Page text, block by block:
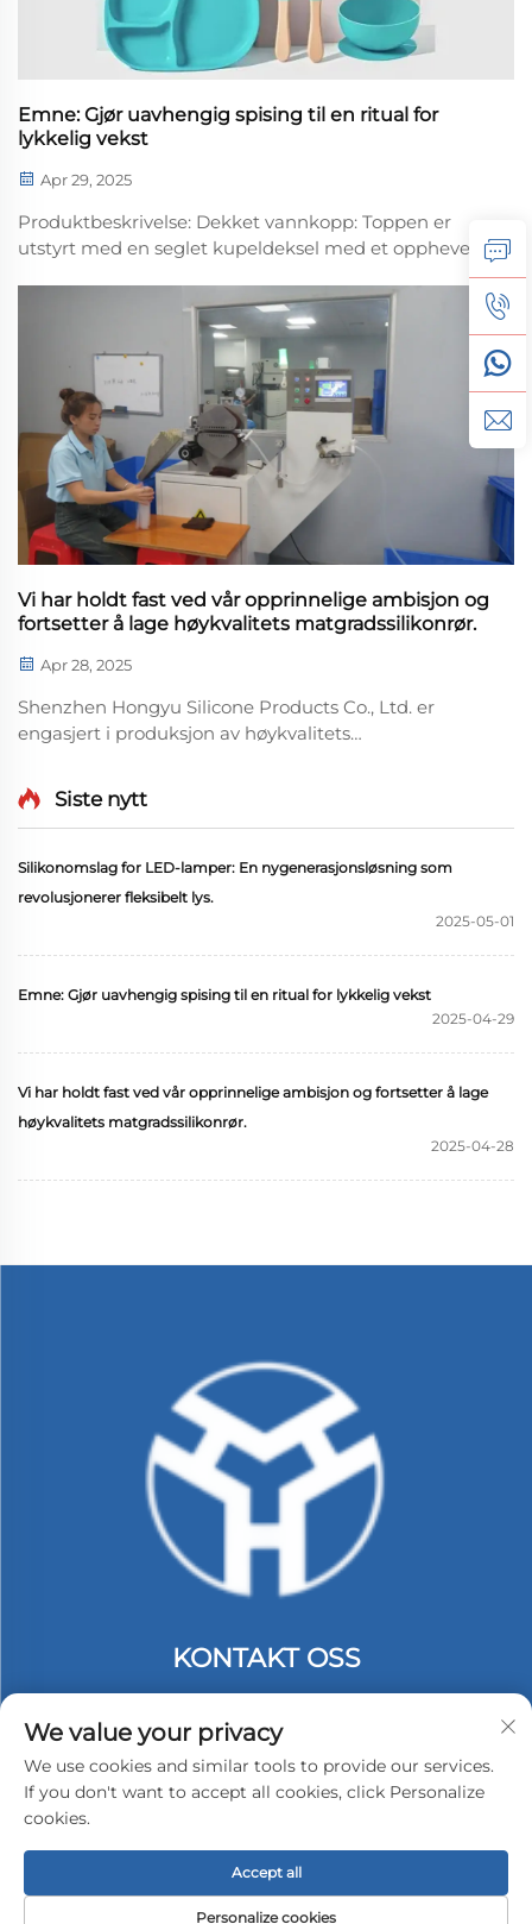
Emne: Gjør uavhengig spising til en ritual for
lykkelig vekst
Apr 29, 2025
Produktbeskrivelse: Dekket vannkopp: Toppen er
utstyrt med en seglet kupeldeksel med et opphevet
linjer og passer godt for små hender å holde på.
Treavdelingsplate: Den bruker en bueformet
avskillelsedesign...
Vi har holdt fast ved vår opprinnelige ambisjon og
fortsetter å lage høykvalitets matgradssilikonrør.
Apr 28, 2025
Shenzhen Hongyu Silicone Products Co., Ltd. er
engasjert i produksjon av høykvalitets
sikkerhetsprestasjon og utmerket kvalitet, har det
fått anerkjennelse fra mange handlere i bransjen
Siste nytt
Silikonomslag for LED-lamper: En nygenerasjonsløsning som
revolusjonerer fleksibelt lys.
2025-05-01
Emne: Gjør uavhengig spising til en ritual for lykkelig vekst
2025-04-29
Vi har holdt fast ved vår opprinnelige ambisjon og fortsetter å lage
høykvalitets matgradssilikonrør.
2025-04-28
KONTAKT OSS
Tongle Longgang, Shenzhen, Kina.
Tlf:+86-13530558584
E-post:[email protected]
Copyright © 2026 Shenzhen Hongyu Silicone Products
Co., Ltd. Alle rettigheter reservert -
We value your privacy
We use cookies and similar tools to provide our services.
If you don't want to accept all cookies, click Personalize
cookies.
Personalize cookies
Accept all